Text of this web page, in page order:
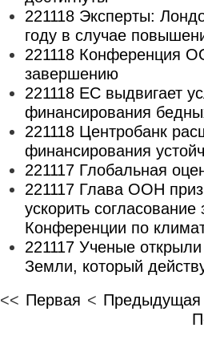
221118 Эксперты:
году в случае
221118 Конференция
завершению
221118 ЕС выдвигает
финансирования
221118 Центробанк
финансирования
221117 Глобальная
221117 Глава ООН
ускорить
Конференции по
221117 Ученые
Земли, который
<< Первая < Предыдущая